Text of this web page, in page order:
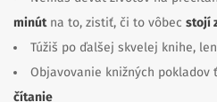
minútna to, zistiť, či to vôbec stojí
Túžiš po ďalšej skvelej knihe, len
Objavovanie knižných pokladov
čítanie